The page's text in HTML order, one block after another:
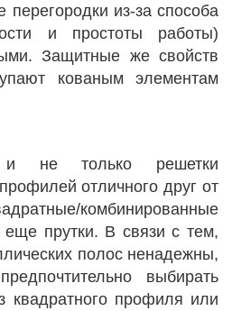
из-за способа
и простоты работы)
Защитные же свойств
кованым элементам
не только решетки
отличного друг от
комбинированные
прутки. В связи с тем,
полос ненадежны,
выбирать
квадратного профиля или